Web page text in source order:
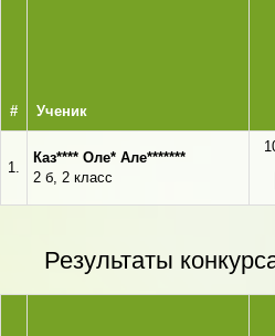
# Ученик
1.
Каз**** Оле* Але*******
2 б, 2 класс
Результаты